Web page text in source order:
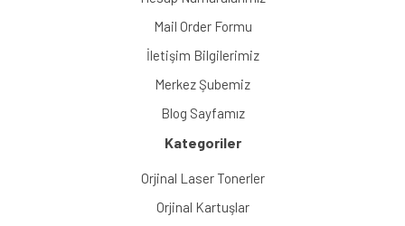
Mail Order Formu
İletişim Bilgilerimiz
Merkez Şubemiz
Blog Sayfamız
Kategoriler
Orjinal Laser Tonerler
Orjinal Kartuşlar